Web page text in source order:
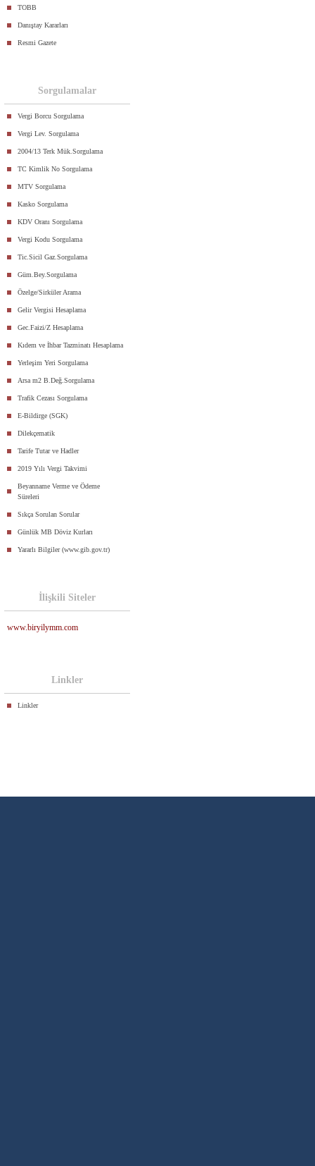
TOBB
Danıştay Kararları
Resmi Gazete
Sorgulamalar
Vergi Borcu Sorgulama
Vergi Lev. Sorgulama
2004/13 Terk Mük.Sorgulama
TC Kimlik No Sorgulama
MTV Sorgulama
Kasko Sorgulama
KDV Oranı Sorgulama
Vergi Kodu Sorgulama
Tic.Sicil Gaz.Sorgulama
Güm.Bey.Sorgulama
Özelge/Sirküler Arama
Gelir Vergisi Hesaplama
Gec.Faizi/Z Hesaplama
Kıdem ve İhbar Tazminatı Hesaplama
Yerleşim Yeri Sorgulama
Arsa m2 B.Değ.Sorgulama
Trafik Cezası Sorgulama
E-Bildirge (SGK)
Dilekçematik
Tarife Tutar ve Hadler
2019 Yılı Vergi Takvimi
Beyanname Verme ve Ödeme
Süreleri
Sıkça Sorulan Sorular
Günlük MB Döviz Kurları
Yararlı Bilgiler (www.gib.gov.tr)
İlişkili Siteler
www.biryilymm.com
Linkler
Linkler